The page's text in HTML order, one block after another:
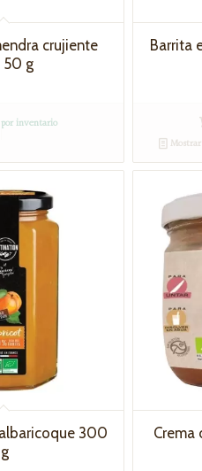
crujiente
50 g
por inventario
Barrita
300
g
Crema